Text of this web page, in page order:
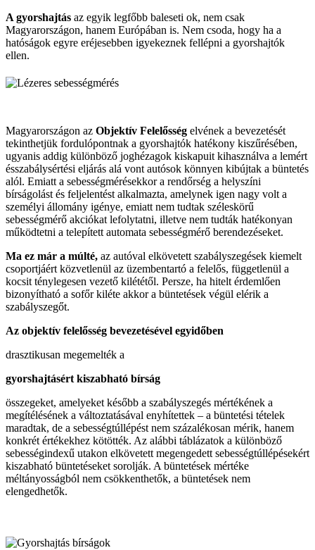
A gyorshajtás az egyik legfőbb baleseti ok, nem csak
Magyarországon, hanem Európában is. Nem csoda, hogy ha a
hatóságok egyre eréjesebben igyekeznek fellépni a gyorshajtók
ellen.
Magyarországon az Objektív Felelősség elvének a bevezetését
tekinthetjük fordulópontnak a gyorshajtók hatékony kiszűrésében,
ugyanis addig különböző joghézagok kiskapuit kihasználva a lemért
ésszabálysértési eljárás alá vont autósok könnyen kibújtak a büntetés
alól. Emiatt a sebességmérésekkor a rendőrség a helyszíni
bírságolást és feljelentést alkalmazta, amelynek igen nagy volt a
személyi állomány igénye, emiatt nem tudtak széleskörű
sebességmérő akciókat lefolytatni, illetve nem tudták hatékonyan
működtetni a telepített automata sebességmérő berendezéseket.
Ma ez már a múlté, az autóval elkövetett szabályszegések kiemelt
csoportjáért közvetlenül az üzembentartó a felelős, függetlenül a
kocsit ténylegesen vezető kilététől. Persze, ha hitelt érdemlően
bizonyítható a sofőr kiléte akkor a büntetések végül elérik a
szabályszegőt.
Az objektív felelősség bevezetésével egyidőben
drasztikusan megemelték a
gyorshajtásért kiszabható bírság
összegeket, amelyeket később a szabályszegés mértékének a
megítélésének a változtatásával enyhítettek – a büntetési tételek
maradtak, de a sebességtúllépést nem százalékosan mérik, hanem
konkrét értékekhez kötötték. Az alábbi táblázatok a különböző
sebességindexű utakon elkövetett megengedett sebességtúllépésekért
kiszabható büntetéseket sorolják. A büntetések mértéke
méltányosságból nem csökkenthetők, a büntetések nem
elengedhetők.